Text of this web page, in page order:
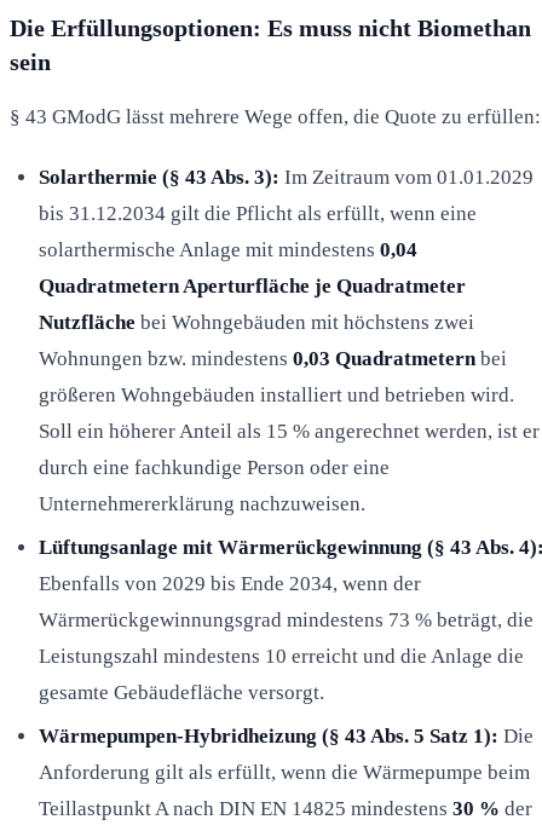
Die Erfüllungsoptionen: Es muss nicht Biomethan
sein
§ 43 GModG lässt mehrere Wege offen, die Quote zu erfüllen:
Solarthermie (§ 43 Abs. 3): Im Zeitraum vom 01.01.2029
bis 31.12.2034 gilt die Pflicht als erfüllt, wenn eine
solarthermische Anlage mit mindestens 0,04
Quadratmetern Aperturfläche je Quadratmeter
Nutzfläche bei Wohngebäuden mit höchstens zwei
Wohnungen bzw. mindestens 0,03 Quadratmetern bei
größeren Wohngebäuden installiert und betrieben wird.
Soll ein höherer Anteil als 15 % angerechnet werden, ist er
durch eine fachkundige Person oder eine
Unternehmererklärung nachzuweisen.
Lüftungsanlage mit Wärmerückgewinnung (§ 43 Abs.
Ebenfalls von 2029 bis Ende 2034, wenn der
Wärmerückgewinnungsgrad mindestens 73 % beträgt, die
Leistungszahl mindestens 10 erreicht und die Anlage die
gesamte Gebäudefläche versorgt.
Wärmepumpen-Hybridheizung (§ 43 Abs. 5 Satz 1): Die
Anforderung gilt als erfüllt, wenn die Wärmepumpe beim
Teillastpunkt A nach DIN EN 14825 mindestens 30 % der